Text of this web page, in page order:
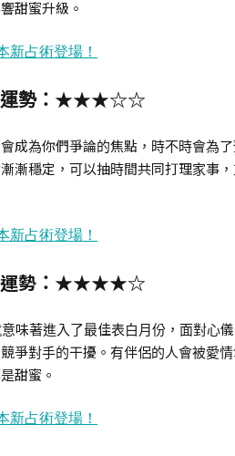
甜蜜升級。
運勢：★★★☆☆
成為你們爭論的焦點，時不時會為
漸穩定，可以抽時間共同打理家事
運勢：★★★★☆
味著進入了最佳表白月份，面對心
爭對手的干擾。有伴侶的人會被愛
甜蜜。